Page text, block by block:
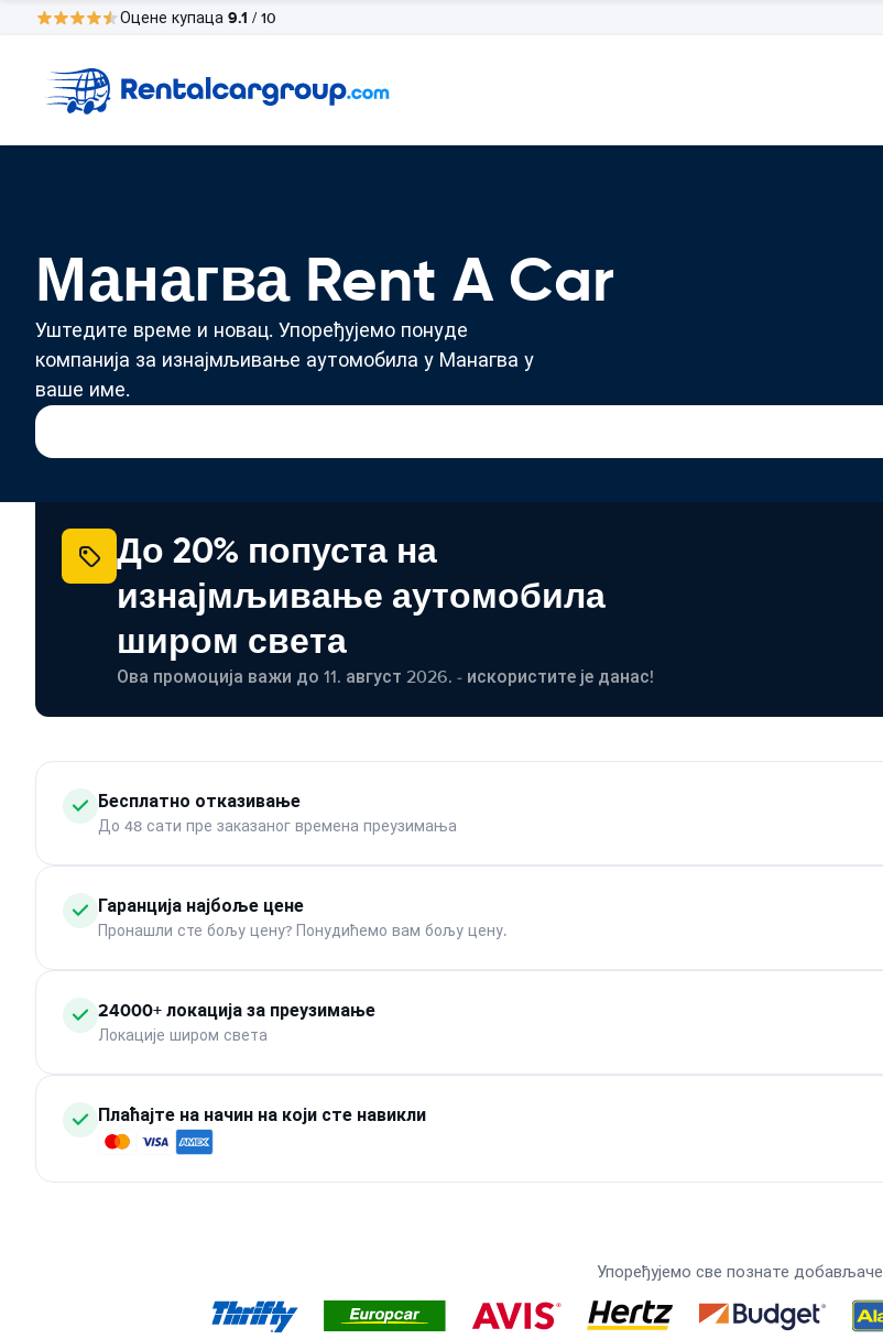
Оцене купаца 9.1 / 10
Манагва Rent A Car
Уштедите време и новац. Упоређујемо понуде
компанија за изнајмљивање аутомобила у Манагва у
ваше име.
До 20% попуста на
изнајмљивање аутомобила
широм света
Ова промоција важи до 11. август 2026. - искористите је данас!
Бесплатно отказивање
До 48 сати пре заказаног времена преузимања
Гаранција најбоље цене
Пронашли сте бољу цену? Понудићемо вам бољу цену.
24000+ локација за преузимање
Локације широм света
Плаћајте на начин на који сте навикли
Упоређујемо све познате добављаче